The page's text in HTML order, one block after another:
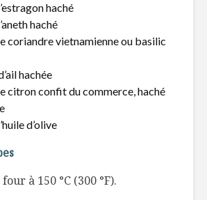
haché
haché
coriandre vietnamienne ou basilic
hachée
citron confit du commerce, haché
d’olive
à 150 °C (300 °F).
nouveau
Lasagne à la
et éclats
mûres
et panais
façon